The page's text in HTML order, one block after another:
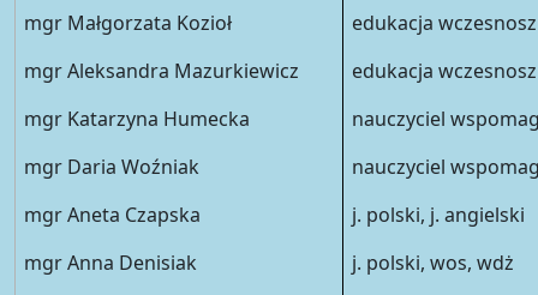
mgr Małgorzata Kozioł
mgr Aleksandra Mazurkiewicz
mgr Katarzyna Humecka
mgr Daria Woźniak
mgr Aneta Czapska
mgr Anna Denisiak
edukacja
edukacja
nauczyciel
nauczyciel
j. polski, j. angielski
j. polski, wos, wdż